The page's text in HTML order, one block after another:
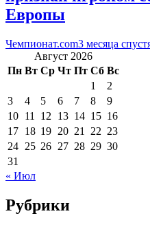
Европы
Чемпионат.com3 месяца
Август 2026
Пн Вт Ср Чт Пт Сб Вс
1
2
3
4 5 6 7 8
9
10 11 12 13 14 15 16
17 18 19 20 21 22 23
24 25 26 27 28 29 30
31
« Июл
Рубрики